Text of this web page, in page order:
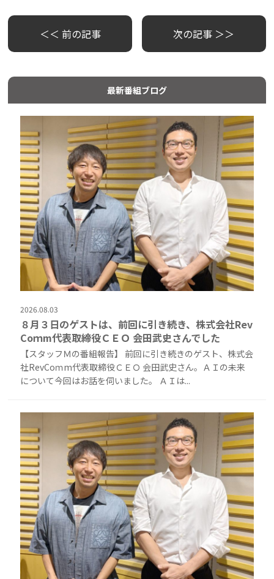
＜＜ 前の記事 次の記事 ＞＞
最新番組ブログ
2026.08.03
８月３日のゲストは、前回に引き続き、株式会社Rev
Coｍm代表取締役ＣＥＯ 会田武史さんでした
【スタッフＭの番組報告】 前回に引き続きのゲスト、株式会
社RevCoｍm代表取締役ＣＥＯ 会田武史さん。ＡＩの未来
について今回はお話を伺いました。 ＡＩは...